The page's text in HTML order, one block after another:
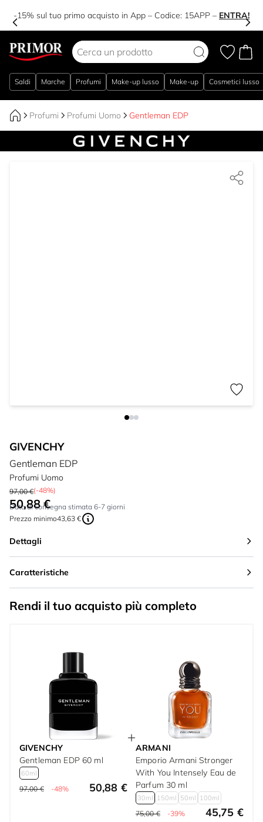
-15% sul tuo primo acquisto in App – Codice: 15APP – ENTRA!
Saldi Marche Profumi Make-up lusso Make-up Cosmetici lusso
Profumi Profumi Uomo Gentleman EDP
GIVENCHY
Gentleman EDP
Profumi Uomo
97,00 €(-48%)
A partire da:
50,88 €
Data di consegna stimata 6-7 giorni
Prezzo minimo43,63 €
Dettagli
Caratteristiche
Rendi il tuo acquisto più completo
GIVENCHY
Gentleman EDP 60 ml
60ml
97,00 € -48% 50,88 €
ARMANI
Emporio Armani Stronger
With You Intensely Eau de
Parfum 30 ml
30ml 150ml 50ml 100ml
75,00 € -39% 45,75 €